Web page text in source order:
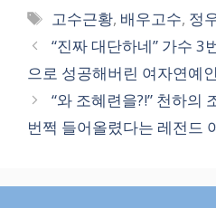
테
리
태
그
고수근황, 배우고수, 정
“진짜 대단하네” 가수 3
으로 성공해버린 여자연예인
“와 조혜련을?!” 천하의
번쩍 들어올렸다는 레전드